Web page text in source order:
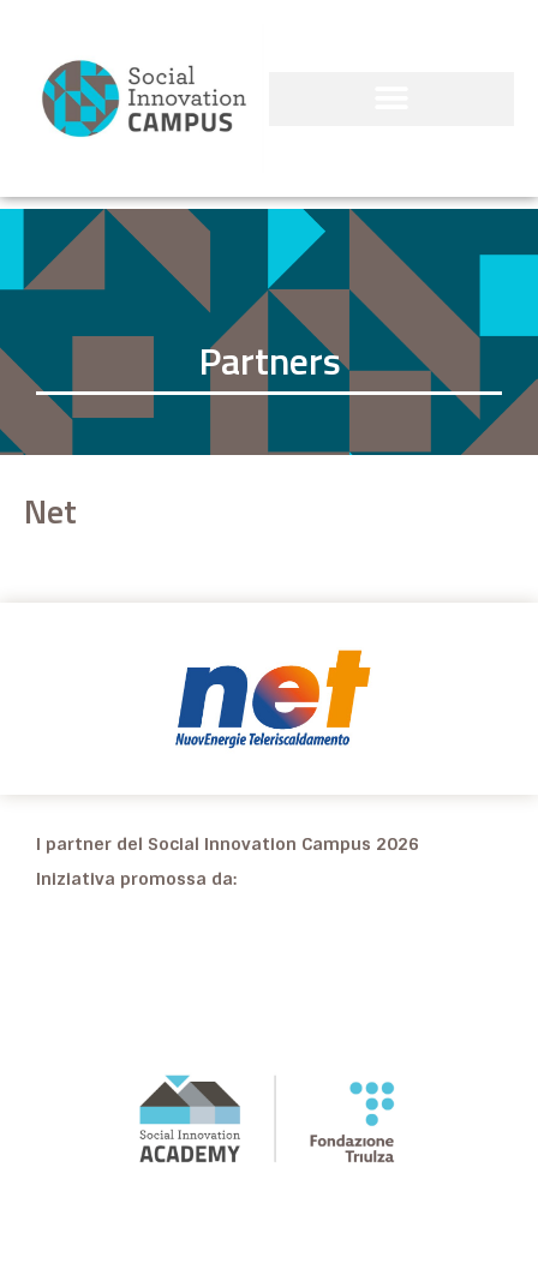
Partners
Net
I partner del Social Innovation Campus 2026
Iniziativa promossa da: